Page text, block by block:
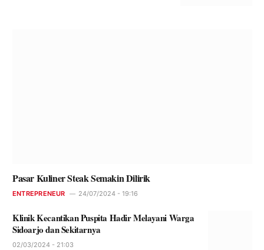
Pasar Kuliner Steak Semakin Dilirik
ENTREPRENEUR 24/07/2024 - 19:16
Klinik Kecantikan Puspita Hadir Melayani Warga
Sidoarjo dan Sekitarnya
02/03/2024 - 21:03